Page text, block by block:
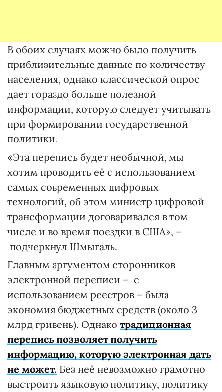
В обоих случаях можно было получить
приблизительные данные по количеству
населения, однако классической опрос
дает гораздо больше полезной
информации, которую следует учитывать
при формировании государственной
политики.
«Эта перепись будет необычной, мы
хотим проводить её с использованием
самых современных цифровых
технологий, об этом министр цифровой
трансформации договаривался в том
числе и во время поездки в США», –
подчеркнул Шмыгаль.
Главным аргументом сторонников
электронной переписи – с
использованием реестров – была
экономия бюджетных средств (около 3
млрд гривень). Однако традиционная
перепись позволяет получить
информацию, которую электронная дать
не может. Без неё невозможно грамотно
выстроить языковую политику, политику